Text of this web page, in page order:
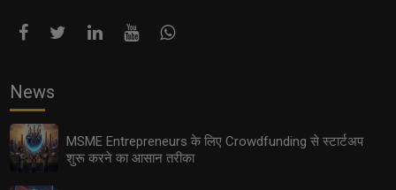
News
MSME Entrepreneurs के लिए Crowdfunding से स्टार्टअप
शुरू करने का आसान तरीका